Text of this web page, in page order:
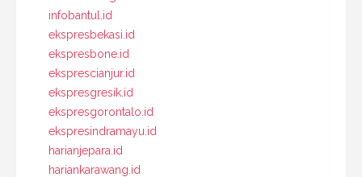
infobantul.id
ekspresbekasi.id
ekspresbone.id
eksprescianjur.id
ekspresgresik.id
ekspresgorontalo.id
ekspresindramayu.id
harianjepara.id
hariankarawang.id